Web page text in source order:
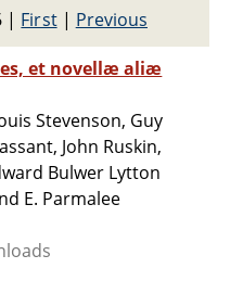
| First| Previous
et novellæ aliæ
Stevenson, Guy
John Ruskin,
Bulwer Lytton
E. Parmalee